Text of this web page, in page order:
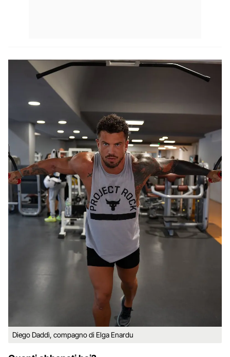
Diego Daddì, compagno di Elga Enardu